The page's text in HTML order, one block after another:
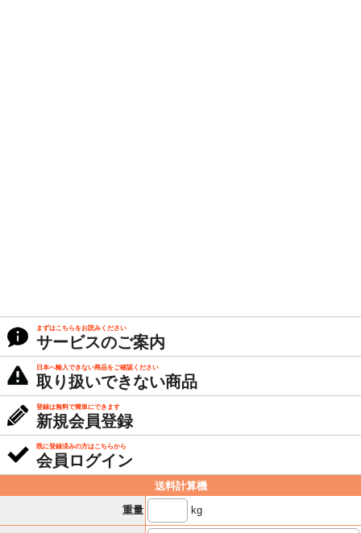
まずはこちらをお読みください
サービスのご案内
日本へ輸入できない商品をご確認ください
取り扱いできない商品
登録は無料で簡単にできます
新規会員登録
既に登録済みの方はこちらから
会員ログイン
送料計算機
重量
kg